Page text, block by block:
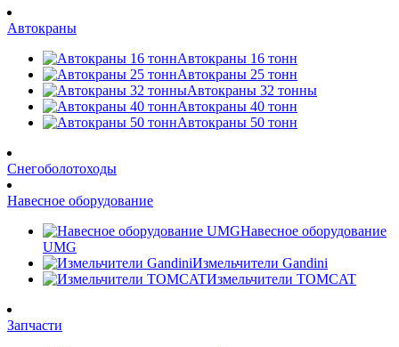
Автокраны
Автокраны 16 тонн
Автокраны 25 тонн
Автокраны 32 тонны
Автокраны 40 тонн
Автокраны 50 тонн
Снегоболотоходы
Навесное оборудование
Навесное оборудование
UMG
Измельчители Gandini
Измельчители TOMCAT
Запчасти